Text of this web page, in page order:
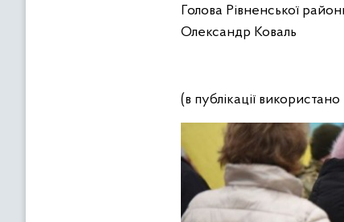
Голова Рівненської
Олександр Коваль
(в публікації